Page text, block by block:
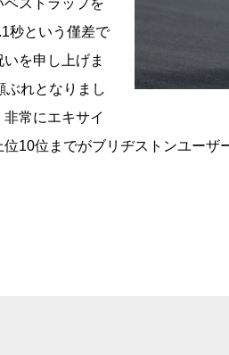
ストラップを
秒という僅差で
を申し上げま
ぶれとなりまし
常にエキサイ
10位までがブリヂストンユー